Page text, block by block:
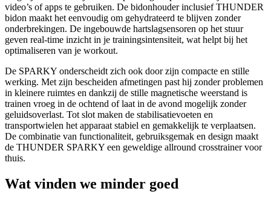
video’s of apps te gebruiken. De bidonhouder inclusief THUNDER
bidon maakt het eenvoudig om gehydrateerd te blijven zonder
onderbrekingen. De ingebouwde hartslagsensoren op het stuur
geven real-time inzicht in je trainingsintensiteit, wat helpt bij het
optimaliseren van je workout.
De SPARKY onderscheidt zich ook door zijn compacte en stille
werking. Met zijn bescheiden afmetingen past hij zonder problemen
in kleinere ruimtes en dankzij de stille magnetische weerstand is
trainen vroeg in de ochtend of laat in de avond mogelijk zonder
geluidsoverlast. Tot slot maken de stabilisatievoeten en
transportwielen het apparaat stabiel en gemakkelijk te verplaatsen.
De combinatie van functionaliteit, gebruiksgemak en design maakt
de THUNDER SPARKY een geweldige allround crosstrainer voor
thuis.
Wat vinden we minder goed